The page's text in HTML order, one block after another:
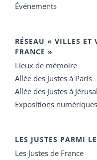
Événements
RÉSEAU « VILLES ET
FRANCE »
Lieux de mémoire
Allée des Justes à Paris
Allée des Justes à
Expositions numériques
LES JUSTES PARMI
Les Justes de France